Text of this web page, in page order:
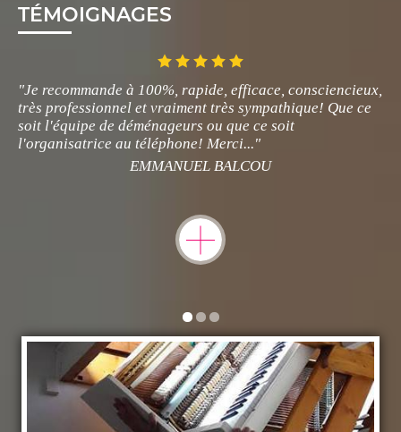
TÉMOIGNAGES
"Je recommande à 100%, rapide, efficace, consciencieux,
très professionnel et vraiment très sympathique! Que ce
soit l'équipe de déménageurs ou que ce soit
l'organisatrice au téléphone! Merci..."
EMMANUEL BALCOU